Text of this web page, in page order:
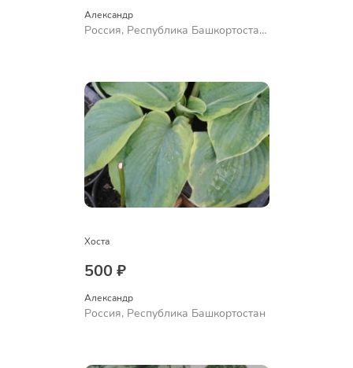
Александр
Россия, Республика Башкортостан,
Хоста
500 ₽
Александр
Россия, Республика Башкортостан